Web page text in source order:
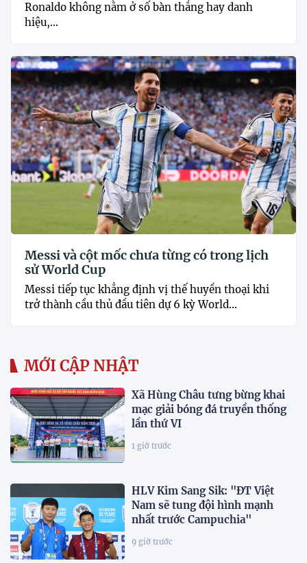
Ronaldo không nằm ở số bàn thắng hay danh
hiệu,...
Messi và cột mốc chưa từng có trong lịch
sử World Cup
Messi tiếp tục khẳng định vị thế huyền thoại khi
trở thành cầu thủ đầu tiên dự 6 kỳ World...
MỚI CẬP NHẬT
Xã Hùng Châu tưng bừng khai
mạc giải bóng đá truyền thống
lần thứ VI
1 giờ trước
HLV Kim Sang Sik: "ĐT Việt
Nam sẽ tung đội hình mạnh
nhất trước Campuchia"
9 giờ trước